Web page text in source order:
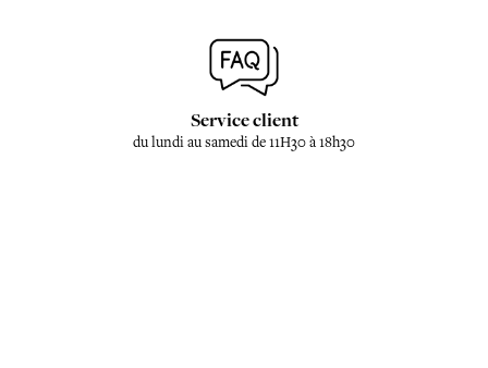
Service client
du lundi au samedi de 11H30 à 18h30